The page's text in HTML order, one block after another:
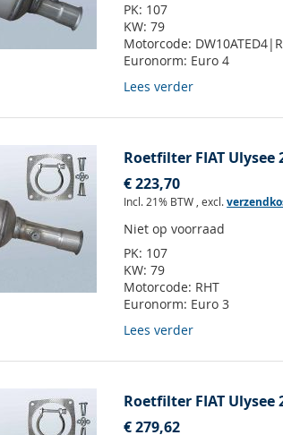
PK: 107
KW:79
Motorcode:
Euronorm: Euro 4
Lees verder
Roetfilter FIAT Ulysee
€ 223,70
Incl. 21% BTW ,excl.
Niet op voorraad
PK: 107
KW:79
Motorcode: RHT
Euronorm: Euro 3
Lees verder
Roetfilter FIAT Ulysee
€ 279,62